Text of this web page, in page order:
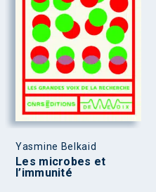
Yasmine Belkaid
Les microbes et
l’immunité